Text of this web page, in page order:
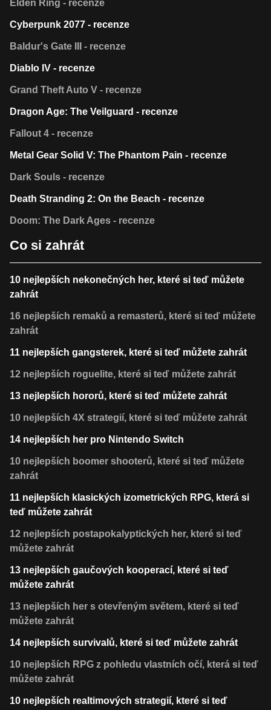
Elden Ring - recenze
Cyberpunk 2077 - recenze
Baldur's Gate III - recenze
Diablo IV - recenze
Grand Theft Auto V - recenze
Dragon Age: The Veilguard - recenze
Fallout 4 - recenze
Metal Gear Solid V: The Phantom Pain - recenze
Dark Souls - recenze
Death Stranding 2: On the Beach - recenze
Doom: The Dark Ages - recenze
Co si zahrát
10 nejlepších nekonečných her, které si teď můžete
zahrát
16 nejlepších remaků a remasterů, které si teď můžete
zahrát
11 nejlepších gangsterek, které si teď můžete zahrát
12 nejlepších roguelite, které si teď můžete zahrát
13 nejlepších hororů, které si teď můžete zahrát
10 nejlepších 4X strategií, které si teď můžete zahrát
14 nejlepších her pro Nintendo Switch
10 nejlepších boomer shooterů, které si teď můžete
zahrát
11 nejlepších klasických izometrických RPG, která si
teď můžete zahrát
12 nejlepších postapokalyptických her, které si teď
můžete zahrát
13 nejlepších gaučových kooperací, které si teď
můžete zahrát
13 nejlepších her s otevřeným světem, které si teď
můžete zahrát
14 nejlepších survivalů, které si teď můžete zahrát
10 nejlepších RPG z pohledu vlastních očí, která si teď
můžete zahrát
10 nejlepších realtimových strategií, které si teď